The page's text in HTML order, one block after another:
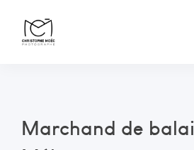
Marchand de